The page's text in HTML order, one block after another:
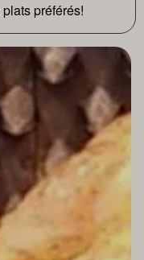
préférés!